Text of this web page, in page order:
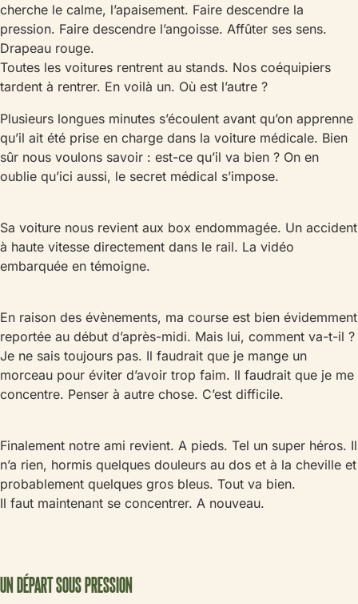
cherche le calme, l’apaisement. Faire descendre la
pression. Faire descendre l’angoisse. Affûter ses sens.
Drapeau rouge.
Toutes les voitures rentrent au stands. Nos coéquipiers
tardent à rentrer. En voilà un. Où est l’autre ?
Plusieurs longues minutes s’écoulent avant qu’on apprenne
qu’il ait été prise en charge dans la voiture médicale. Bien
sûr nous voulons savoir : est-ce qu’il va bien ? On en
oublie qu’ici aussi, le secret médical s’impose.
Sa voiture nous revient aux box endommagée. Un accident
à haute vitesse directement dans le rail. La vidéo
embarquée en témoigne.
En raison des évènements, ma course est bien évidemment
reportée au début d’après-midi. Mais lui, comment va-t-il ?
Je ne sais toujours pas. Il faudrait que je mange un
morceau pour éviter d’avoir trop faim. Il faudrait que je me
concentre. Penser à autre chose. C’est difficile.
Finalement notre ami revient. A pieds. Tel un super héros. Il
n’a rien, hormis quelques douleurs au dos et à la cheville et
probablement quelques gros bleus. Tout va bien.
Il faut maintenant se concentrer. A nouveau.
UN DÉPART SOUS PRESSION